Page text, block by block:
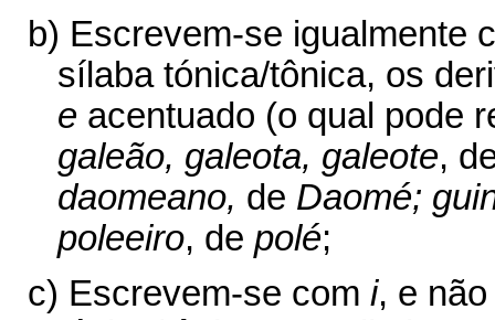
b) Escrevem-se igualmente
sílaba tónica/tônica, os
e acentuado (o qual pode
galeão, galeota, galeote,
daomeano, de Daomé;
poleeiro, de polé;
c) Escrevem-se com i, e